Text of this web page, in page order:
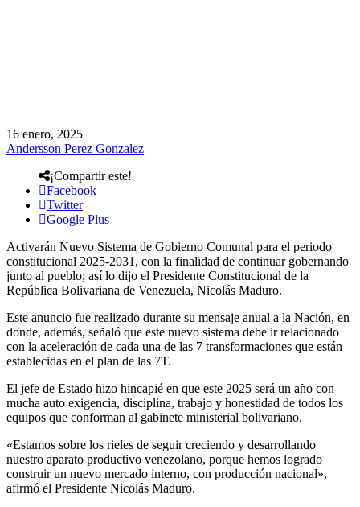
16 enero, 2025
Andersson Perez Gonzalez
¡Compartir este!
Facebook
Twitter
Google Plus
Activarán Nuevo Sistema de Gobierno Comunal para el periodo
constitucional 2025-2031, con la finalidad de continuar gobernando
junto al pueblo; así lo dijo el Presidente Constitucional de la
República Bolivariana de Venezuela, Nicolás Maduro.
Este anuncio fue realizado durante su mensaje anual a la Nación, en
donde, además, señaló que este nuevo sistema debe ir relacionado
con la aceleración de cada una de las 7 transformaciones que están
establecidas en el plan de las 7T.
El jefe de Estado hizo hincapié en que este 2025 será un año con
mucha auto exigencia, disciplina, trabajo y honestidad de todos los
equipos que conforman al gabinete ministerial bolivariano.
«Estamos sobre los rieles de seguir creciendo y desarrollando
nuestro aparato productivo venezolano, porque hemos logrado
construir un nuevo mercado interno, con producción nacional»,
afirmó el Presidente Nicolás Maduro.